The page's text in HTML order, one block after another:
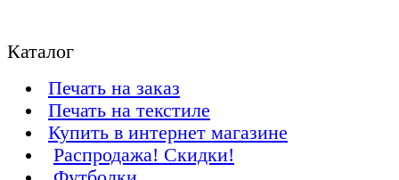
Каталог
Печать на заказ
Печать на текстиле
Купить в интернет магазине
Распродажа! Скидки!